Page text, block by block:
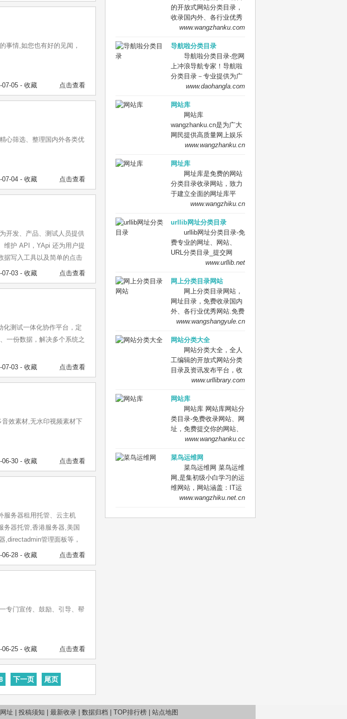
事情,如您也有好的见闻，
07-05 - 收藏 点击查看
心筛选、整理国内外各类优
07-04 - 收藏 点击查看
开发、产品、测试人员提供
维护 API，YApi 还为用户提
据写入工具以及简单的点击
07-03 - 收藏 点击查看
测试一体化协作平台，定
一份数据，解决多个系统之
07-03 - 收藏 点击查看
效素材,无水印视频素材下
06-30 - 收藏 点击查看
服务器租用托管、云主机
务器托管,香港服务器,美国
,directadmin管理面板等，
06-28 - 收藏 点击查看
专门宣传、鼓励、引导、帮
06-25 - 收藏 点击查看
下一页 尾页
的开放式网站分类目录，
收录国内外、各行业优秀
网站，旨在为用户提供更
索、优秀网站参考、网站
推广服务、网站黄页、网
上娱乐冲浪导航网站。
www.wangzhanku.com
导航啦分类目录
导航啦分类目录-您网
上冲浪导航专家！导航啦
分类目录－专业提供为广
大站长收录的开放式网站
外、各行业优秀正规网站,
全人工编辑收录，为百
度、谷歌、有道、搜狗、
必应等搜索引擎提供索引
参考, 同时也是站长推广
台。
www.daohangla.com
网站库
网站库
wangzhanku.cn是为广大
网民提供高质量网上娱乐
冲浪导航网站，汇聚众多
等网站让广大网民轻松畅
游互联网，同时面向广大
互联网站长提供免费的网
址收录、免费网站收录、
免费外链平台。
www.wangzhanku.cn
网址库
网址库是免费的网站
分类目录收录网站，致力
于建立全面的网址库平
台：免费收录网站、网
秀的网站网址,让你轻松畅
游互联网，找到您想要的
网站、信息资源；加入网
址库让我们共同成长。网
址库!网址酷！上网，您需
用网址一网打尽！
www.wangzhiku.cn
urllib网址分类目录
urllib网址分类目录-免
费专业的网址、网站、
URL分类目录_提交网
址、网站、URL到我们的
www.urllib.net
网上分类目录网站
网上分类目录网站，
网址目录，免费收录国内
外、各行业优秀网站.免费
收录网站、网址，免费提
www.wangshangyule.cn
网站分类大全
网站分类大全，全人
工编辑的开放式网站分类
目录及资讯发布平台，收
录国内外、各行业优秀网
分类目录网站检索、优秀
网站目录参考、网站优化
推广及互联网资讯服务。
www.urllibrary.com
网站库
网站库 网站库网站分
类目录-免费收录网站、网
址，免费提交你的网站、
网址到网站库,网站免费收
口,网站网址大全，
www.wangzhanku.cc
菜鸟运维网
菜鸟运维网 菜鸟运维
网,是集初级小白学习的运
维网站，网站涵盖：IT运
维,系统运维
络运维,开源CMS,IT规章
www.wangzhiku.net.cn
址 投稿须知 最新收录| 数据归档 TOP排行榜| 站点地图